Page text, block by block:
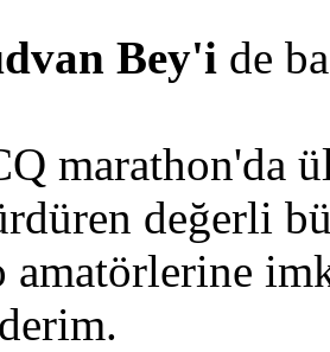
Bey'i de
marathon'da
değerli
amatörlerine